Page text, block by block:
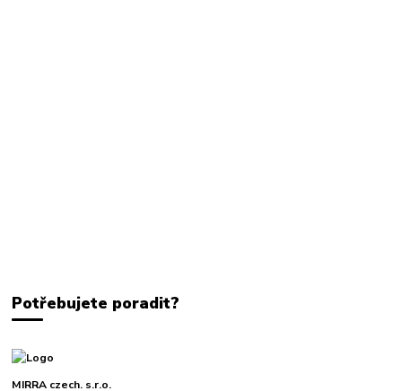
Potřebujete poradit?
MIRRA czech. s.r.o.